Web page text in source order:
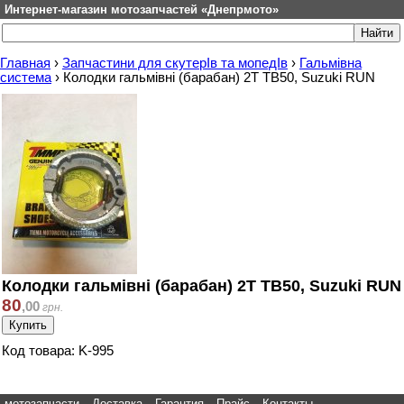
Интернет-магазин мотозапчастей «Днепрмото»
Главная › Запчастини для скутерІв та мопедІв › Гальмівна
система › Колодки гальмівні (барабан) 2T TB50, Suzuki RUN
Колодки гальмівні (барабан) 2T TB50, Suzuki RUN
80,00 грн.
Код товара: K-995